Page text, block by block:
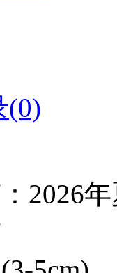
(0)
2026